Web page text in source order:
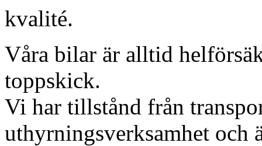
kvalité.
Våra bilar är alltid
toppskick.
Vi har tillstånd från
uthyrningsverksamhet och